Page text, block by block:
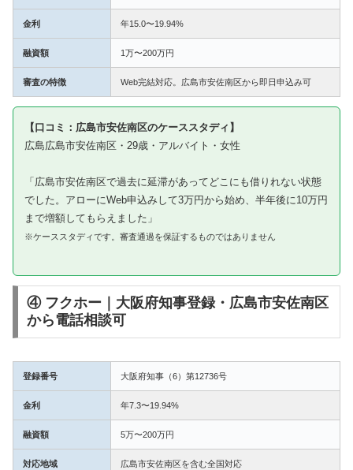
金利 年15.0〜19.94%
融資額 1万〜200万円
審査の特徴 Web完結対応。広島市安佐南区から即日申込み可
【口コミ：広島市安佐南区のケーススタディ】
広島広島市安佐南区・29歳・アルバイト・女性
「広島市安佐南区で過去に延滞があってどこにも借りれない状態
でした。アローにWeb申込みして3万円から始め、半年後に10万円
まで増額してもらえました」
※ケーススタディです。審査通過を保証するものではありません
④ フクホー｜大阪府知事登録・広島市安佐南区
から電話相談可
登録番号 大阪府知事（6）第12736号
金利 年7.3〜19.94%
融資額 5万〜200万円
対応地域 広島市安佐南区を含む全国対応